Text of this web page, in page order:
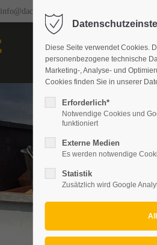
info@dachexperte.at
Diese Seite verwendet Cookies.
personenbezogene technische
Marketing-, Analyse- und
Cookies finden Sie in unserer
Erforderlich*
Notwendige Cookies und
funktioniert
Externe Medien
Es werden notwendige
Statistik
Zusätzlich wird Google